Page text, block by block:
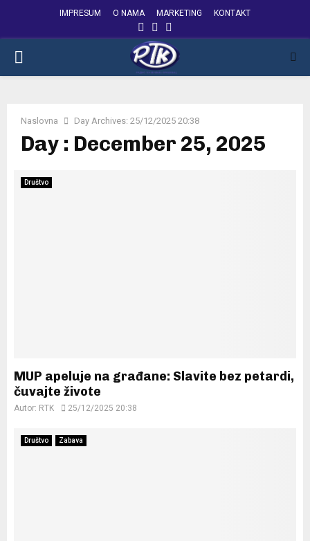
IMPRESUM O NAMA MARKETING KONTAKT
FACEBOOK
INSTAGRAM
PRIMARY
Naslovna Day Archives: 25/12/2025 20:38
Day : December 25, 2025
Društvo
MUP apeluje na građane: Slavite bez petardi,
čuvajte živote
Autor: RTK 25/12/2025 20:38
Društvo Zabava